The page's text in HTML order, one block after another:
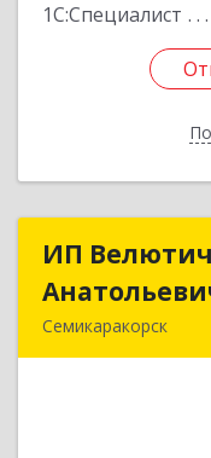
1С:Специалист
ИП
Семикаракорск